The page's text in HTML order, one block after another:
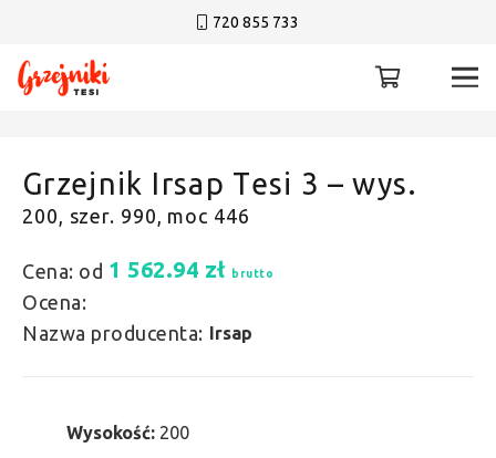
720 855 733
Grzejnik Irsap Tesi 3 – wys.
200, szer. 990, moc 446
Cena: od 1 562.94 zł brutto
Ocena:
Nazwa producenta: Irsap
Wysokość: 200